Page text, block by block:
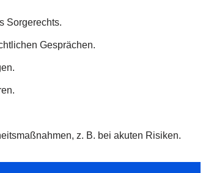
Sorgerechts.
Gesprächen.
z. B. bei akuten Risiken.